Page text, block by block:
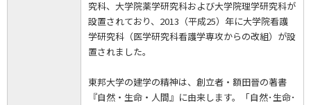
究科、大学院薬学研究科および大学院理学研究科が
設置されており、2013（平成25）年に大学院看護
学研究科（医学研究科看護学専攻からの改組）が設
置されました。
東邦大学の建学の精神は、創立者・額田晉の著書
『自然・生命・人間』に由来します。「自然･生命･